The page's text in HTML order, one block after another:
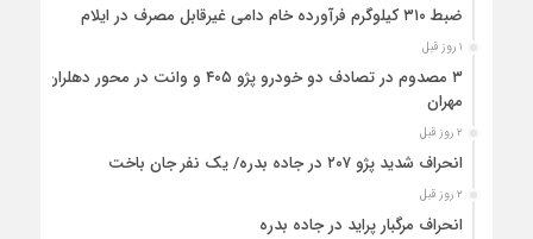
ضبط ۳۱۰ کیلوگرم فرآورده خام دامی غیرقابل مصرف در ایلام
۱ روز قبل
۳ مصدوم در تصادف دو خودرو پژو ۴۰۵ و وانت در محور دهلران-
مهران
۲ روز قبل
انحراف شدید پژو ۲۰۷ در جاده بدره/ یک نفر جان باخت
۲ روز قبل
انحراف مرگبار پراید در جاده بدره